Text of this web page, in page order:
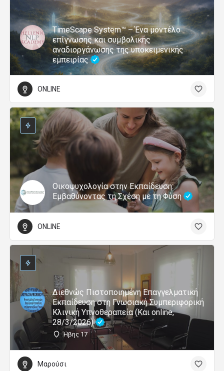
TimeScape System™ – Ένα μοντέλο
επίγνωσης και συμβολικής
αναδιοργάνωσης της υποκειμενικής
εμπειρίας
ONLINE
Οικοψυχολογία στην Εκπαίδευση:
Εμβαθύνοντας τη Σχέση με τη Φύση
ONLINE
Διεθνώς Πιστοποιημένη Επαγγελματική
Εκπαίδευση στη Γνωσιακή Συμπεριφορική
Κλινική Υπνοθεραπεία (Και online,
28/3/2026)
Ήβης 17
Μαρούσι